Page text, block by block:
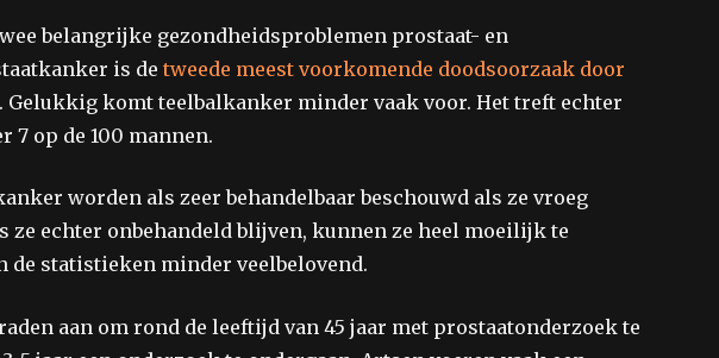
belangrijke gezondheidsproblemen prostaat- en
is de tweede meest voorkomende doodsoorzaak door
Gelukkig komt teelbalkanker minder vaak voor. Het treft echter
7 op de 100 mannen.
worden als zeer behandelbaar beschouwd als ze vroeg
ze echter onbehandeld blijven, kunnen ze heel moeilijk te
de statistieken minder veelbelovend.
aan om rond de leeftijd van 45 jaar met prostaatonderzoek te